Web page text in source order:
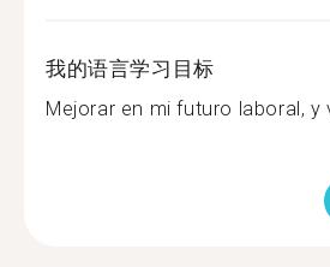
我的语言学习目标
Mejorar en mi futuro laboral, y